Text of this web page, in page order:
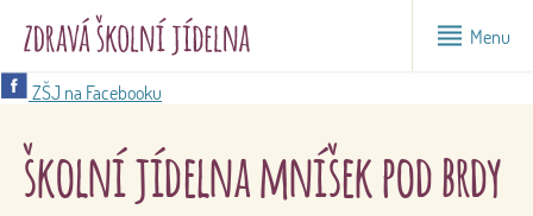
Menu
ZŠJ na Facebooku
školní jídelna mníšek pod brdy